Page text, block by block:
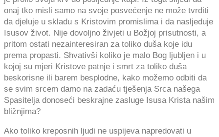
onaj tko misli samo na svoje posvećenje ne može tvrditi
da djeluje u skladu s Kristovim promislima i da nasljeduje
Isusov život. Nije dovoljno živjeti u Božjoj prisutnosti, a
pritom ostati nezainteresiran za toliko duša koje idu
prema propasti. Shvativši koliko je malo Bog ljubljen i u
kojoj su mjeri Kristove patnje i smrt za toliko duša
beskorisne ili barem besplodne, kako možemo odbiti da
se svim srcem damo na zadaću tješenja Srca našega
Spasitelja donoseći beskrajne zasluge Isusa Krista našim
bližnjima?
Ako toliko kreposnih ljudi ne uspijeva napredovati u